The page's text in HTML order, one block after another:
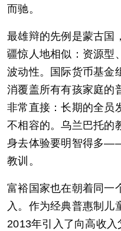
而驰。
最雄辩的先例是蒙古国
疆惊人地相似：资源型
波动性。国际货币基金
消覆盖所有有孩家庭的
非常直接：长期的全员
不相容的。乌兰巴托的
身去体验要明智得多
教训。
富裕国家也在朝着同一
入。作为经典普惠制儿
2013年引入了向高收